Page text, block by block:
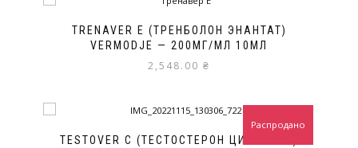
TRENAVER E (ТРЕНБОЛОН ЭНАНТАТ)
VERMODJE — 200МГ/МЛ 10МЛ
2,548.00 ₴
TESTOVER C (ТЕСТОСТЕРОН ЦИПИОНАТ)
Распродано